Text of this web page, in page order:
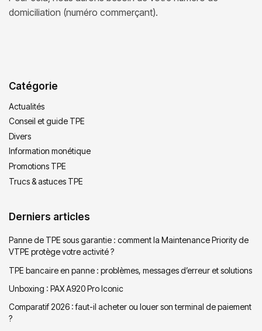
domiciliation (numéro commerçant).
Catégorie
Actualités
Conseil et guide TPE
Divers
Information monétique
Promotions TPE
Trucs & astuces TPE
Derniers articles
Panne de TPE sous garantie : comment la Maintenance Priority de
VTPE protège votre activité ?
TPE bancaire en panne : problèmes, messages d’erreur et solutions
Unboxing : PAX A920 Pro Iconic
Comparatif 2026 : faut-il acheter ou louer son terminal de paiement
?